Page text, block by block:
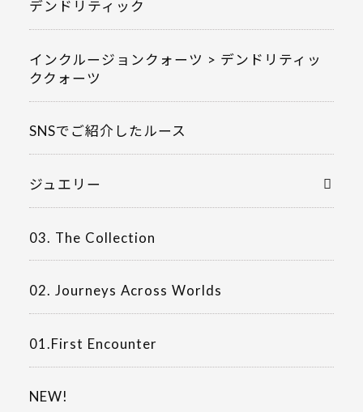
デンドリティック
インクルージョンクォーツ > デンドリティッ
ククォーツ
SNSでご紹介したルース
ジュエリー
03. The Collection
02. Journeys Across Worlds
01.First Encounter
NEW!